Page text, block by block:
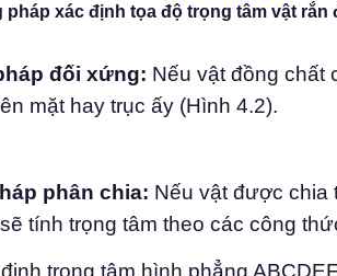
pháp xác định tọa độ trọng tâm vật rắn
đối xứng: Nếu vật đồng chất
mặt hay trục ấy (Hình 4.2).
phân chia: Nếu vật được chia
tính trọng tâm theo các công
trọng tâm hình phẳng